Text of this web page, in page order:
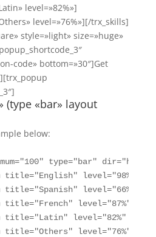
level=»82%»]
level=»76%»][/trx_skills]
style=»light» size=»huge»
code» bottom=»30″]Get
(type «bar» layout
below:
type="bar"
level="98%" ]
level="66%" ]
level="87%" ]
level="82%" ]
level="76%" ]